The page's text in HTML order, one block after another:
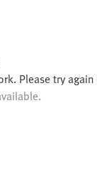
Please try again